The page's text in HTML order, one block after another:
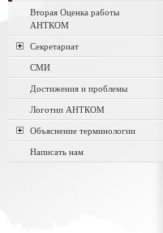
Вторая Оценка работы
АНТКОМ
Секретариат
СМИ
Достижения и проблемы
Логотип АНТКОМ
Объяснение терминологии
Написать нам